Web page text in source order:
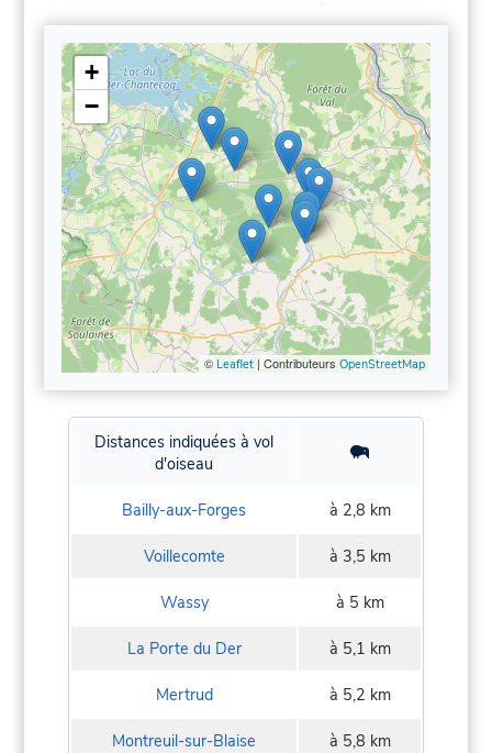
+
−
© Leaflet| Contributeurs OpenStreetMap
Distances indiquées à vol
d'oiseau
Bailly-aux-Forges à 2,8 km
Voillecomte à 3,5 km
Wassy à 5 km
La Porte du Der à 5,1 km
Mertrud à 5,2 km
Montreuil-sur-Blaise à 5,8 km